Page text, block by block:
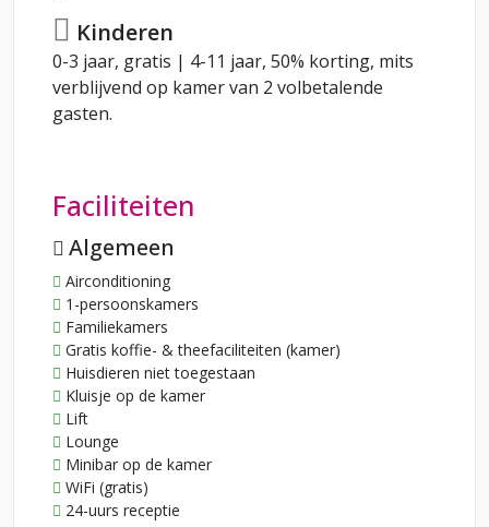
Kinderen
0-3 jaar, gratis | 4-11 jaar, 50% korting, mits
verblijvend op kamer van 2 volbetalende
gasten.
Faciliteiten
Algemeen
Airconditioning
1-persoonskamers
Familiekamers
Gratis koffie- & theefaciliteiten (kamer)
Huisdieren niet toegestaan
Kluisje op de kamer
Lift
Lounge
Minibar op de kamer
WiFi (gratis)
24-uurs receptie